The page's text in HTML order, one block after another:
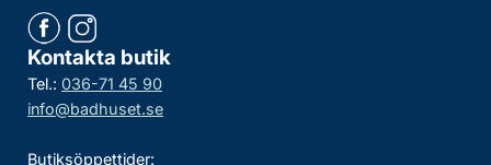
Kontakta butik
Tel.: 036-71 45 90
info@badhuset.se
Butiksöppettider: